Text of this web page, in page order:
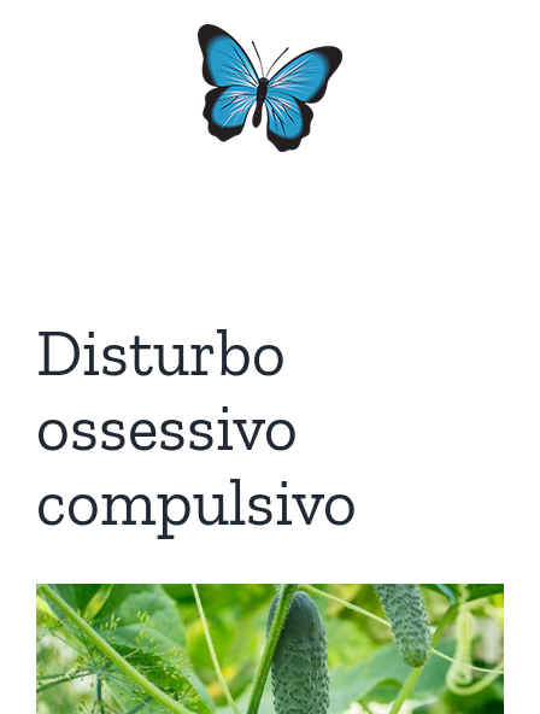
Disturbo
ossessivo
compulsivo